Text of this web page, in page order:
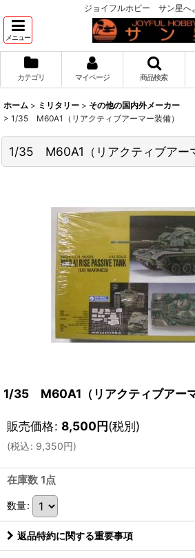
ジョイフルホビー サン星へ
メニュー
カテゴリ マイページ 商品検索
ホーム > ミリタリー > その他の国内外メーカー
> 1/35 M60A1（リアクティブアーマー装備）
1/35 M60A1（リアクティブアー
1/35 M60A1（リアクティブアーマ
販売価格: 8,500円(税別)
(税込: 9,350円)
在庫数 1点
数量:
返品特約に関する重要事項